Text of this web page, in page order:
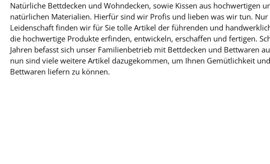
Natürliche Bettdecken und Wohndecken, sowie Kissen aus hochwertigen
natürlichen Materialien. Hierfür sind wir Profis und lieben was wir tun.
Leidenschaft finden wir für Sie tolle Artikel der führenden und
die hochwertige Produkte erfinden, entwickeln, erschaffen und fertigen.
Jahren befasst sich unser Familienbetrieb mit Bettdecken und Bettwaren
nun sind viele weitere Artikel dazugekommen, um Ihnen Gemütlichkeit
Bettwaren liefern zu können.